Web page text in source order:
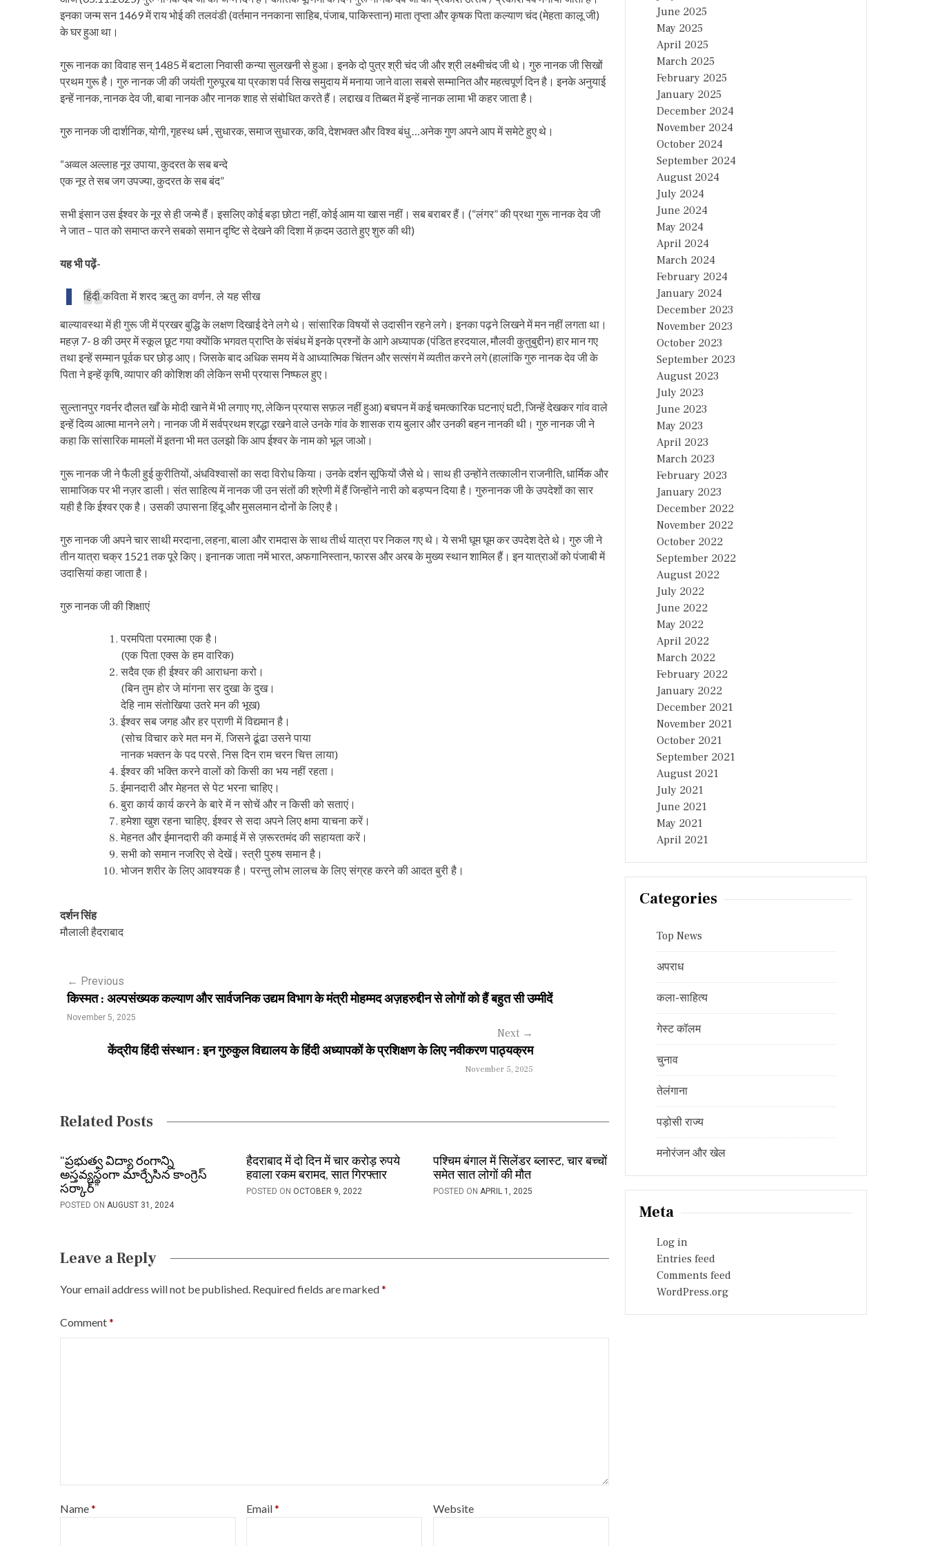
इनका जन्म सन 1469 में राय भोई की तलवंडी (वर्तमान ननकाना साहिब, पंजाब, पाकिस्तान) माता तृप्ता और कृषक पिता कल्याण चंद (मेहता कालू जी)
के घर हुआ था।
गुरू नानक का विवाह सन् 1485 में बटाला निवासी कन्या सुलखनी से हुआ। इनके दो पुत्र श्री चंद जी और श्री लक्ष्मीचंद जी थे। गुरु नानक जी सिखों
प्रथम गुरू है। गुरु नानक जी की जयंती गुरुपूरब या प्रकाश पर्व सिख समुदाय में मनाया जाने वाला सबसे सम्मानित और महत्वपूर्ण दिन है। इनके अनुयाई
इन्हें नानक, नानक देव जी, बाबा नानक और नानक शाह से संबोधित करते हैं। लद्दाख व तिब्बत में इन्हें नानक लामा भी कहर जाता है।
गुरु नानक जी दार्शनिक, योगी, गृहस्थ धर्म , सुधारक, समाज सुधारक, कवि, देशभक्त और विश्व बंधु …अनेक गुण अपने आप में समेटे हुए थे।
“अव्वल अल्लाह नूर उपाया, कुदरत के सब बन्दे
एक नूर ते सब जग उपज्या, कुदरत के सब बंद”
सभी इंसान उस ईश्वर के नूर से ही जन्मे हैं। इसलिए कोई बड़ा छोटा नहीं, कोई आम या खास नहीं। सब बराबर हैं। (“लंगर” की प्रथा गुरू नानक देव जी
ने जात – पात को समाप्त करने सबको समान दृष्टि से देखने की दिशा में क़दम उठाते हुए शुरु की थी)
यह भी पढ़ें-
हिंदी कविता में शरद ऋतु का वर्णन, ले यह सीख
बाल्यावस्था में ही गुरू जी में प्रखर बुद्धि के लक्षण दिखाई देने लगे थे। सांसारिक विषयों से उदासीन रहने लगे। इनका पढ़ने लिखने में मन नहीं लगता था।
महज़ 7- 8 की उम्र में स्कूल छूट गया क्योंकि भगवत प्राप्ति के संबंध में इनके प्रश्नों के आगे अध्यापक (पंडित हरदयाल, मौलवी कुतुबुद्दीन) हार मान गए
तथा इन्हें सम्मान पूर्वक घर छोड़ आए। जिसके बाद अधिक समय में वे आध्यात्मिक चिंतन और सत्संग में व्यतीत करने लगे (हालांकि गुरु नानक देव जी के
पिता ने इन्हें कृषि, व्यापार की कोशिश की लेकिन सभी प्रयास निष्फल हुए।
सुल्तानपुर गवर्नर दौलत खाँ के मोदी खाने में भी लगाए गए, लेकिन प्रयास सफ़ल नहीं हुआ) बचपन में कई चमत्कारिक घटनाएं घटी, जिन्हें देखकर गांव वाले
इन्हें दिव्य आत्मा मानने लगे। नानक जी में सर्वप्रथम श्रद्धा रखने वाले उनके गांव के शासक राय बुलार और उनकी बहन नानकी थी। गुरु नानक जी ने
कहा कि सांसारिक मामलों में इतना भी मत उलझो कि आप ईश्वर के नाम को भूल जाओ।
गुरू नानक जी ने फैली हुई कुरीतियों, अंधविश्वासों का सदा विरोध किया। उनके दर्शन सूफियों जैसे थे। साथ ही उन्होंने तत्कालीन राजनीति, धार्मिक और
सामाजिक पर भी नज़र डाली। संत साहित्य में नानक जी उन संतों की श्रेणी में हैं जिन्होंने नारी को बड़प्पन दिया है। गुरुनानक जी के उपदेशों का सार
यही है कि ईश्वर एक है। उसकी उपासना हिंदू और मुसलमान दोनों के लिए है।
गुरु नानक जी अपने चार साथी मरदाना, लहना, बाला और रामदास के साथ तीर्थ यात्रा पर निकल गए थे। ये सभी घूम घूम कर उपदेश देते थे। गुरु जी ने
तीन यात्रा चक्र 1521 तक पूरे किए। इनानक जाता नमें भारत, अफगानिस्तान, फारस और अरब के मुख्य स्थान शामिल हैं। इन यात्राओं को पंजाबी में
उदासियां कहा जाता है।
गुरु नानक जी की शिक्षाएं
परमपिता परमात्मा एक है।
(एक पिता एक्स के हम वारिक)
सदैव एक ही ईश्वर की आराधना करो।
(बिन तुम होर जे मांगना सर दुखा के दुख।
देहि नाम संतोखिया उतरे मन की भूख)
ईश्वर सब जगह और हर प्राणी में विद्यमान है।
(सोच विचार करे मत मन में, जिसने ढूंढा उसने पाया
नानक भक्तन के पद परसे, निस दिन राम चरन चित्त लाया)
ईश्वर की भक्ति करने वालों को किसी का भय नहीं रहता।
ईमानदारी और मेहनत से पेट भरना चाहिए।
बुरा कार्य कार्य करने के बारे में न सोचें और न किसी को सताएं।
हमेशा खुश रहना चाहिए, ईश्वर से सदा अपने लिए क्षमा याचना करें।
मेहनत और ईमानदारी की कमाई में से ज़रूरतमंद की सहायता करें।
सभी को समान नजरिए से देखें। स्त्री पुरुष समान है।
भोजन शरीर के लिए आवश्यक है। परन्तु लोभ लालच के लिए संग्रह करने की आदत बुरी है।
दर्शन सिंह
मौलाली हैदराबाद
P
o
v
i
g
a
i
o
← Previous
किस्मत : अल्पसंख्यक कल्याण और सार्वजनिक उद्यम विभाग के मंत्री मोहम्मद अज़हरुद्दीन से लोगों को हैं बहुत सी उम्मीदें
November 5, 2025
Next →
केंद्रीय हिंदी संस्थान : इन गुरुकुल विद्यालय के हिंदी अध्यापकों के प्रशिक्षण के लिए नवीकरण पाठ्यक्रम
November 5, 2025
Related Posts
“ప్రభుత్వ విద్యా రంగాన్ని
అస్తవ్యస్థంగా మార్చేసిన కాంగ్రెస్
సర్కార్”
POSTED ON AUGUST 31, 2024
हैदराबाद में दो दिन में चार करोड़ रुपये
हवाला रकम बरामद, सात गिरफ्तार
POSTED ON OCTOBER 9, 2022
पश्चिम बंगाल में सिलेंडर ब्लास्ट, चार बच्चों
समेत सात लोगों की मौत
POSTED ON APRIL 1, 2025
Leave a Reply
Your email address will not be published. Required fields are marked*
Comment*
Name* Email* Website
June 2025
May 2025
April 2025
March 2025
February 2025
January 2025
December 2024
November 2024
October 2024
September 2024
August 2024
July 2024
June 2024
May 2024
April 2024
March 2024
February 2024
January 2024
December 2023
November 2023
October 2023
September 2023
August 2023
July 2023
June 2023
May 2023
April 2023
March 2023
February 2023
January 2023
December 2022
November 2022
October 2022
September 2022
August 2022
July 2022
June 2022
May 2022
April 2022
March 2022
February 2022
January 2022
December 2021
November 2021
October 2021
September 2021
August 2021
July 2021
June 2021
May 2021
April 2021
Categories
Top News
अपराध
कला-साहित्य
गेस्ट कॉलम
चुनाव
तेलंगाना
पड़ोसी राज्य
मनोरंजन और खेल
Meta
Log in
Entries feed
Comments feed
WordPress.org